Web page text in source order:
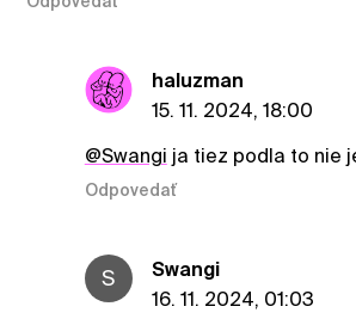
haluzman
15. 11. 2024, 18:00
@Swangi ja tiez podla to nie
Odpovedať
S
Swangi
16. 11. 2024, 01:03